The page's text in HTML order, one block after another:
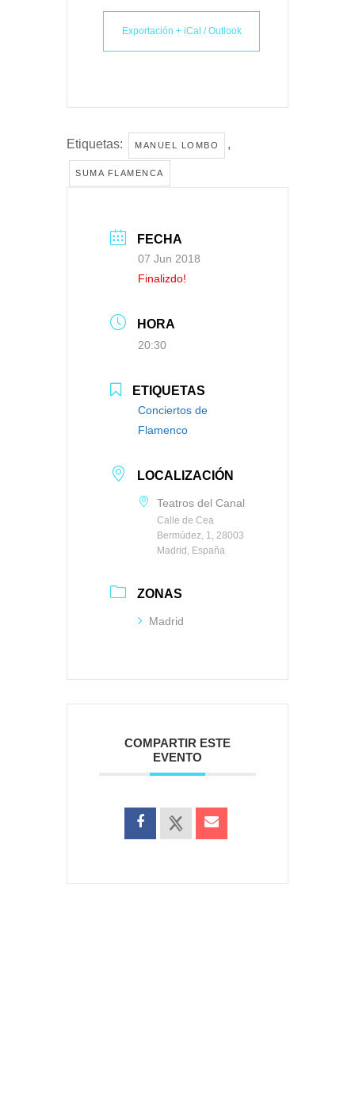
Exportación + iCal / Outlook
Etiquetas: MANUEL LOMBO ,
SUMA FLAMENCA
FECHA
07 Jun 2018
Finalizdo!
HORA
20:30
ETIQUETAS
Conciertos de
Flamenco
LOCALIZACIÓN
Teatros del Canal
Calle de Cea
Bermúdez, 1, 28003
Madrid, España
ZONAS
Madrid
COMPARTIR ESTE
EVENTO